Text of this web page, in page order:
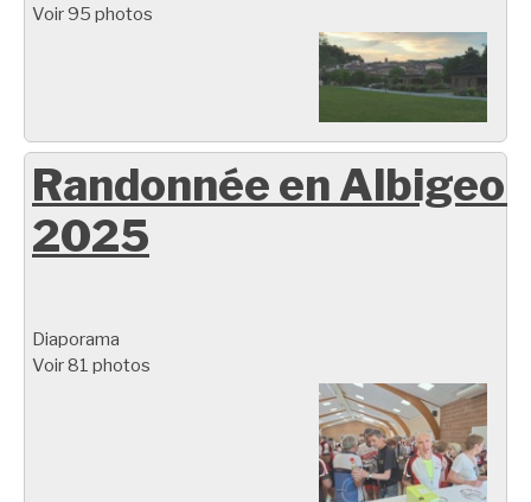
Voir 95 photos
Randonnée en
2025
Diaporama
Voir 81 photos